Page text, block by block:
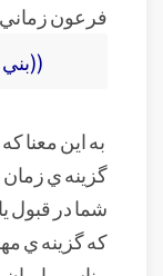
فرعون
((بني
به اين معنا
گزينه ي
شما در قبول
که گزينه ي